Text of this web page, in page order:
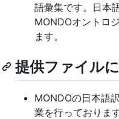
語彙集です。日本
MONDOオントロ
ます。
提供ファイル
MONDOの日本語
業を行っておりま